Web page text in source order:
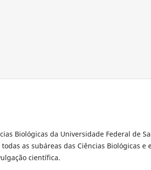
Biológicas da Universidade Federal de
as subáreas das Ciências Biológicas e
científica.